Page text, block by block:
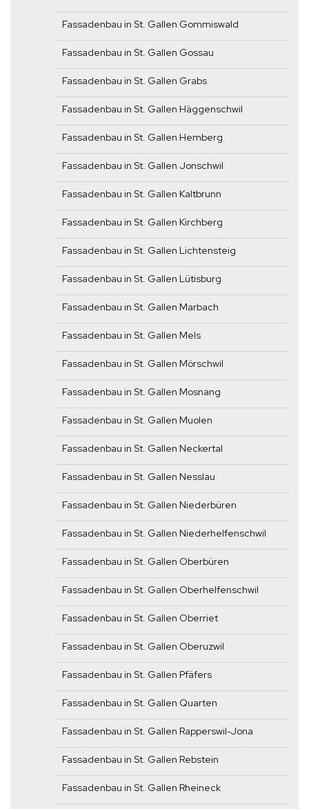
Fassadenbau in St. Gallen Gommiswald
Fassadenbau in St. Gallen Gossau
Fassadenbau in St. Gallen Grabs
Fassadenbau in St. Gallen Häggenschwil
Fassadenbau in St. Gallen Hemberg
Fassadenbau in St. Gallen Jonschwil
Fassadenbau in St. Gallen Kaltbrunn
Fassadenbau in St. Gallen Kirchberg
Fassadenbau in St. Gallen Lichtensteig
Fassadenbau in St. Gallen Lütisburg
Fassadenbau in St. Gallen Marbach
Fassadenbau in St. Gallen Mels
Fassadenbau in St. Gallen Mörschwil
Fassadenbau in St. Gallen Mosnang
Fassadenbau in St. Gallen Muolen
Fassadenbau in St. Gallen Neckertal
Fassadenbau in St. Gallen Nesslau
Fassadenbau in St. Gallen Niederbüren
Fassadenbau in St. Gallen Niederhelfenschwil
Fassadenbau in St. Gallen Oberbüren
Fassadenbau in St. Gallen Oberhelfenschwil
Fassadenbau in St. Gallen Oberriet
Fassadenbau in St. Gallen Oberuzwil
Fassadenbau in St. Gallen Pfäfers
Fassadenbau in St. Gallen Quarten
Fassadenbau in St. Gallen Rapperswil-Jona
Fassadenbau in St. Gallen Rebstein
Fassadenbau in St. Gallen Rheineck